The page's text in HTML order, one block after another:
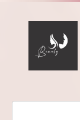
Поиск: